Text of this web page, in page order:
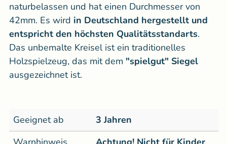
naturbelassen und hat einen Durchmesser von
42mm. Es wird in Deutschland hergestellt und
entspricht den höchsten Qualitätsstandarts.
Das unbemalte Kreisel ist ein traditionelles
Holzspielzeug, das mit dem "spielgut" Siegel
ausgezeichnet ist.
Geeignet ab
3 Jahren